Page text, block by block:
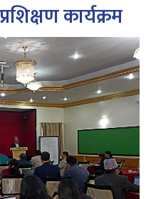
कार्यक्रम